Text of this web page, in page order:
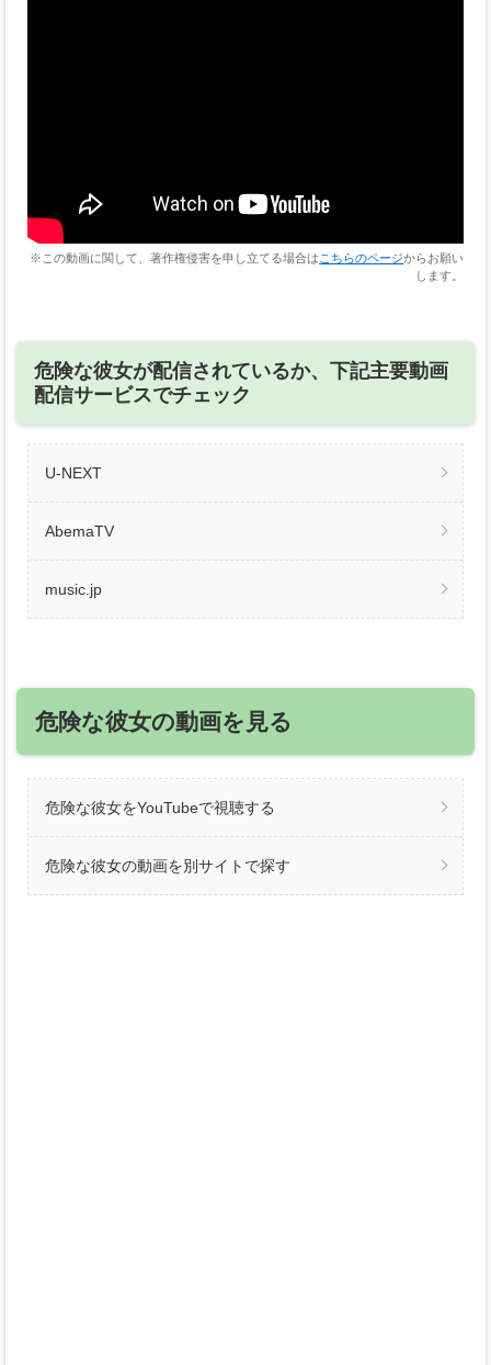
※この動画に関して、著作権侵害を申し立てる場合は こちらのページからお願い
します。
危険な彼女が配信されているか、下記主要動画
配信サービスでチェック
U-NEXT
AbemaTV
music.jp
危険な彼女の動画を見る
危険な彼女をYouTubeで視聴する
危険な彼女の動画を別サイトで探す